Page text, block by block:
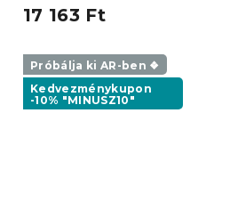
17 163 Ft
Próbálja ki AR-ben ❖
Kedvezménykupon
-10% "MINUSZ10"